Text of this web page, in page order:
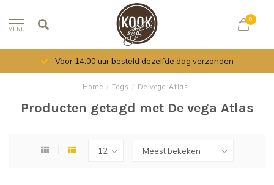
MENU
0
Voor 14.00 uur besteld dezelfde dag verzonden
Home / Tags / De vega Atlas
Producten getagd met De vega Atlas